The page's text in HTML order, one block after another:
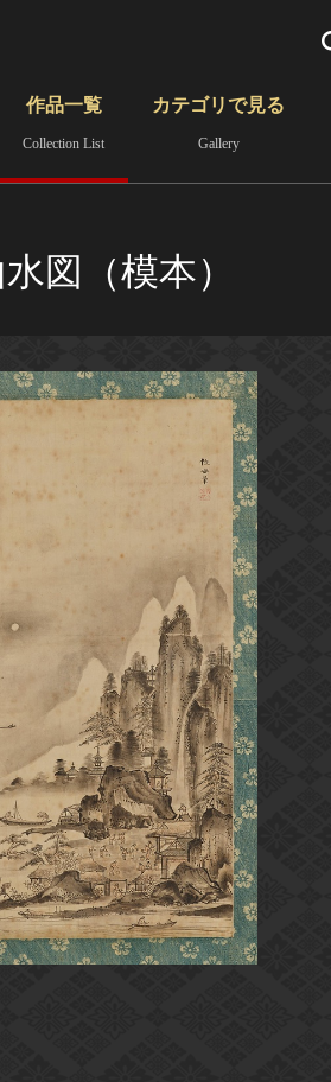
さらに詳細検索
作品一覧
Collection List
カテゴリで見る
Gallery
図（模本）